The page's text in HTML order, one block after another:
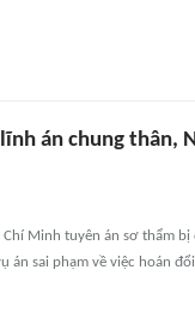
án chung thân,
Minh tuyên án sơ thẩm
án sai phạm về việc hoán